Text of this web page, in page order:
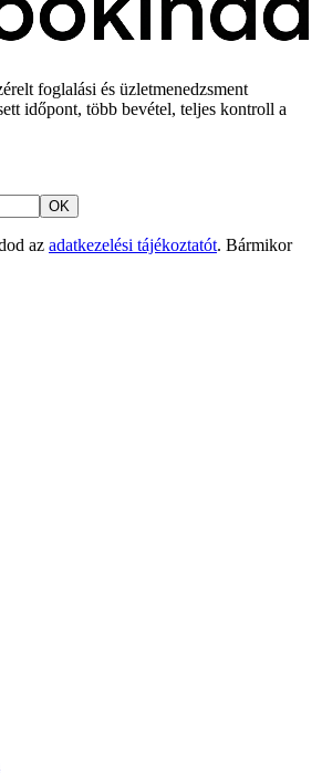
foglalási és üzletmenedzsment
időpont, több bevétel, teljes kontroll a
OK
az adatkezelési tájékoztatót. Bármikor